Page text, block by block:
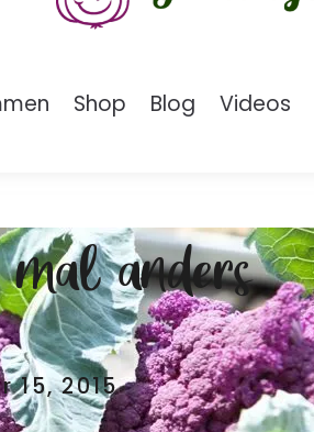
Shop Blog Videos
anders
15, 2015